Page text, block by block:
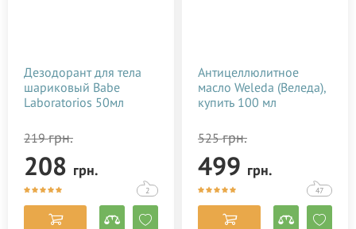
Дезодорант для тела
шариковый Babe
Laboratorios 50мл
219грн.
208 грн.
2
Антицеллюлитное
масло Weleda (Веледа),
купить 100 мл
525грн.
499 грн.
47